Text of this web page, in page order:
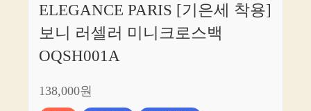
ELEGANCE PARIS [기은세 착용]
보니 러셀러 미니크로스백
OQSH001A
138,000원